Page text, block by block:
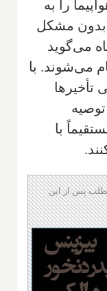
را به
بدون مشکل
می‌گوید
می‌شوند. با
تأخیرها
با
پس از این